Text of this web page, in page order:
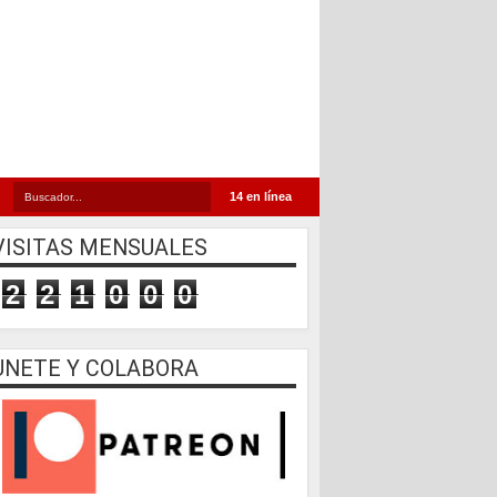
14 en línea
MENSUALES
2 2 1 0 0 0
Y COLABORA